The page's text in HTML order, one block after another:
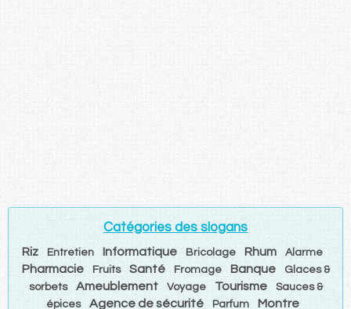
Catégories des slogans
Riz Entretien Informatique Bricolage Rhum Alarme
Pharmacie Fruits Santé Fromage Banque
Glaces &
sorbets
Ameublement Voyage Tourisme
Sauces &
épices
Agence de sécurité Parfum Montre